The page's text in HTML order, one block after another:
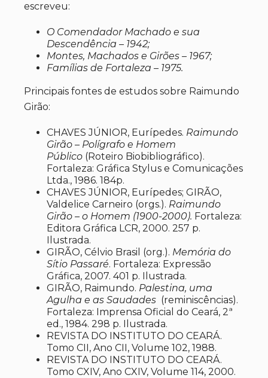
escreveu:
O Comendador Machado e sua
Descendência – 1942;
Montes, Machados e Girões – 1967;
Famílias de Fortaleza – 1975.
Principais fontes de estudos sobre Raimundo
Girão:
CHAVES JÚNIOR, Eurípedes. Raimundo
Girão – Polígrafo e Homem
Público(Roteiro Biobibliográfico).
Fortaleza: Gráfica Stylus e Comunicações
Ltda., 1986. 184p.
CHAVES JÚNIOR, Eurípedes; GIRÃO,
Valdelice Carneiro (orgs.). Raimundo
Girão – o Homem (1900-2000). Fortaleza:
Editora Gráfica LCR, 2000. 257 p.
Ilustrada.
GIRÃO, Célvio Brasil (org.). Memória do
Sítio Passaré. Fortaleza: Expressão
Gráfica, 2007. 401 p. Ilustrada.
GIRÃO, Raimundo. Palestina, uma
Agulha e as Saudades (reminiscências).
Fortaleza: Imprensa Oficial do Ceará, 2ª
ed., 1984. 298 p. Ilustrada.
REVISTA DO INSTITUTO DO CEARÁ.
Tomo CII, Ano CII, Volume 102, 1988.
REVISTA DO INSTITUTO DO CEARÁ.
Tomo CXIV, Ano CXIV, Volume 114, 2000.